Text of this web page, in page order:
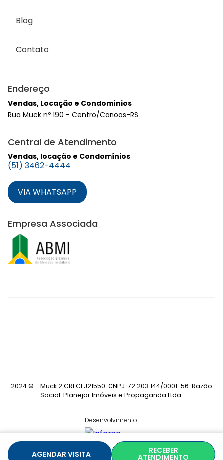
AGENDAR VISITA RECEBER
ATENDIMENTO
Blog
Contato
Endereço
Vendas, Locação e Condomínios
Rua Muck nº 190 - Centro/Canoas-RS
Central de Atendimento
Vendas, locação e Condomínios
(51) 3462-4444
VIA WHATSAPP
Empresa Associada
2024 © - Muck 2 CRECI J21550. CNPJ: 72.203.144/0001-56. Razão
Social: Planejar Imóveis e Propaganda Ltda.
Desenvolvimento: